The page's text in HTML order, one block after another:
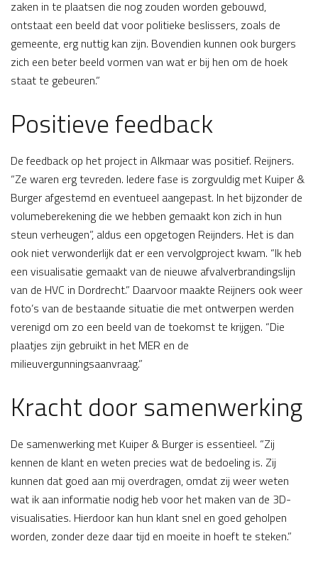
zaken in te plaatsen die nog zouden worden gebouwd,
ontstaat een beeld dat voor politieke beslissers, zoals de
gemeente, erg nuttig kan zijn. Bovendien kunnen ook burgers
zich een beter beeld vormen van wat er bij hen om de hoek
staat te gebeuren.”
Positieve feedback
De feedback op het project in Alkmaar was positief. Reijners.
“Ze waren erg tevreden. Iedere fase is zorgvuldig met Kuiper &
Burger afgestemd en eventueel aangepast. In het bijzonder de
volumeberekening die we hebben gemaakt kon zich in hun
steun verheugen”, aldus een opgetogen Reijnders. Het is dan
ook niet verwonderlijk dat er een vervolgproject kwam. “Ik heb
een visualisatie gemaakt van de nieuwe afvalverbrandingslijn
van de HVC in Dordrecht.” Daarvoor maakte Reijners ook weer
foto’s van de bestaande situatie die met ontwerpen werden
verenigd om zo een beeld van de toekomst te krijgen. “Die
plaatjes zijn gebruikt in het MER en de
milieuvergunningsaanvraag.”
Kracht door samenwerking
De samenwerking met Kuiper & Burger is essentieel. “Zij
kennen de klant en weten precies wat de bedoeling is. Zij
kunnen dat goed aan mij overdragen, omdat zij weer weten
wat ik aan informatie nodig heb voor het maken van de 3D-
visualisaties. Hierdoor kan hun klant snel en goed geholpen
worden, zonder deze daar tijd en moeite in hoeft te steken.”